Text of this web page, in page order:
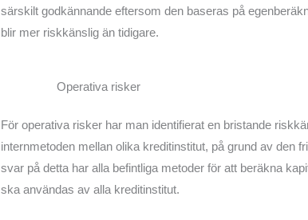
särskilt godkännande eftersom den baseras på
blir mer riskkänslig än tidigare.
Operativa risker
För operativa risker har man identifierat en bristande
internmetoden mellan olika kreditinstitut, på grund av den
svar på detta har alla befintliga metoder för att beräkna
ska användas av alla kreditinstitut.